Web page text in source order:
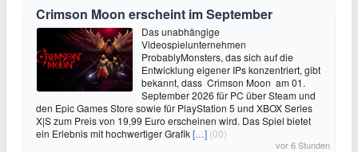
Crimson Moon erscheint im September
Das unabhängige
Videospielunternehmen
ProbablyMonsters, das sich auf die
Entwicklung eigener IPs konzentriert, gibt
bekannt, dass Crimson Moon am 01.
September 2026 für PC über Steam und
den Epic Games Store sowie für PlayStation 5 und XBOX Series
X|S zum Preis von 19,99 Euro erscheinen wird. Das Spiel bietet
ein Erlebnis mit hochwertiger Grafik[…] (00)
vor 6 Stunden